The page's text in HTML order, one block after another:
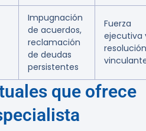
Impugnación
de acuerdos,
reclamación
de deudas
persistentes
Fuerza
ejecutiva
resolución
que ofrece